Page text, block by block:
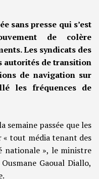
sans presse qui s’est
de colère
Les syndicats des
autorités de transition
de navigation sur
les fréquences de
passée que les
tout média tenant des
nationale », le ministre
Gaoual Diallo,